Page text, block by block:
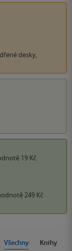
desky,
19 Kč
249 Kč
Všechny Knihy